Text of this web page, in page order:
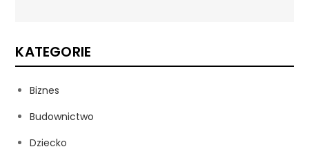
KATEGORIE
Biznes
Budownictwo
Dziecko